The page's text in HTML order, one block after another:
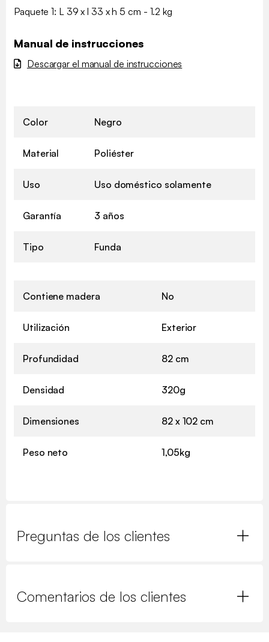
Paquete 1: L 39 x l 33 x h 5 cm - 1.2 kg
Manual de instrucciones
Descargar el manual de instrucciones
Color Negro
Material Poliéster
Uso Uso doméstico solamente
Garantía 3 años
Tipo Funda
Contiene madera No
Utilización Exterior
Profundidad 82 cm
Densidad 320g
Dimensiones 82 x 102 cm
Peso neto 1,05kg
Preguntas de los clientes
Comentarios de los clientes